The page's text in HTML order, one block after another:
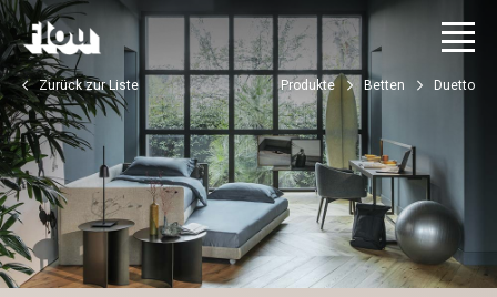
Zurück zur Liste Produkte Betten Duetto